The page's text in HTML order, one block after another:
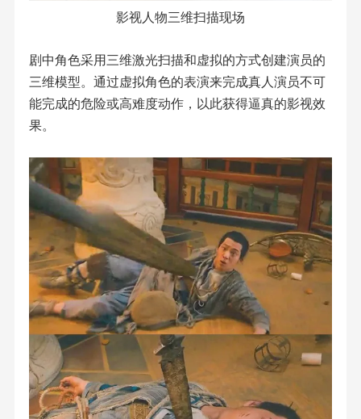
影视人物三维扫描现场
剧中角色采用三维激光扫描和虚拟的方式创建演员的
三维模型。通过虚拟角色的表演来完成真人演员不可
能完成的危险或高难度动作，以此获得逼真的影视效
果。